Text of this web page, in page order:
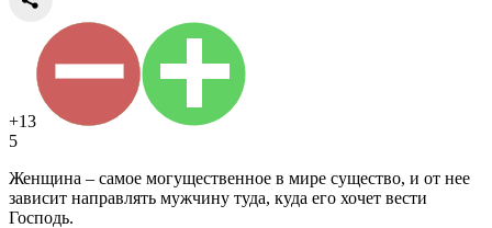
+13
5
Женщина – самое могущественное в мире существо, и от нее
зависит направлять мужчину туда, куда его хочет вести
Господь.